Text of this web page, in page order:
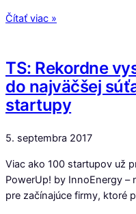
Čítať viac »
TS: Rekordne
do najväčšej
startupy
5. septembra 2017
Viac ako 100 startupov už
PowerUp! by InnoEnergy –
pre začínajúce firmy, ktoré